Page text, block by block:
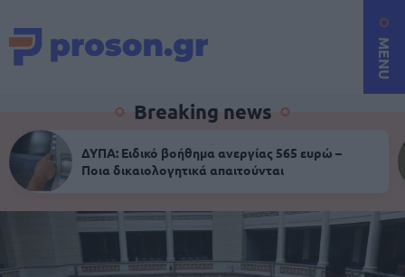
MENU
Breaking news
ΔΥΠΑ: Ειδικό βοήθημα ανεργίας 565 ευρώ –
Ποια δικαιολογητικά απαιτούνται